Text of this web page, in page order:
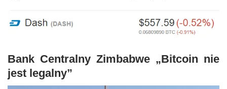
Bank Centralny Zimbabwe „Bitcoin nie
jest legalny”